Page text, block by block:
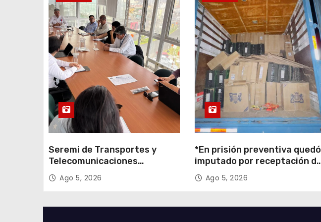
n
t
r
a
d
a
s
Seremi de Transportes y
Telecomunicaciones
encabezó primera mesa de
coordinación para el retiro de
Ago 5, 2026
*En prisión preventiva quedó
imputado por receptación
cigarrillos avaluados en
$1.600 millones*
Ago 5, 2026